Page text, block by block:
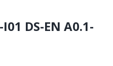
DS-EN A0.1-